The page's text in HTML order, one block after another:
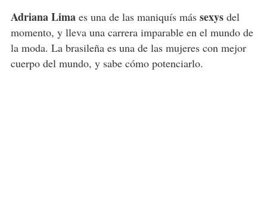
Adriana Limaes una de las maniquís más sexysdel
momento, y lleva una carrera imparable en el mundo de
la moda. La brasileña es una de las mujeres con mejor
cuerpo del mundo, y sabe cómo potenciarlo.